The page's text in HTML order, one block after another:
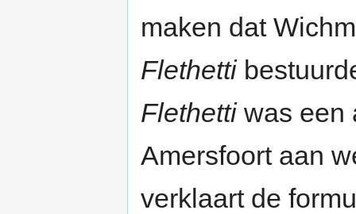
maken dat
Flethetti
Flethettiwas een
Amersfoort aan
verklaart de